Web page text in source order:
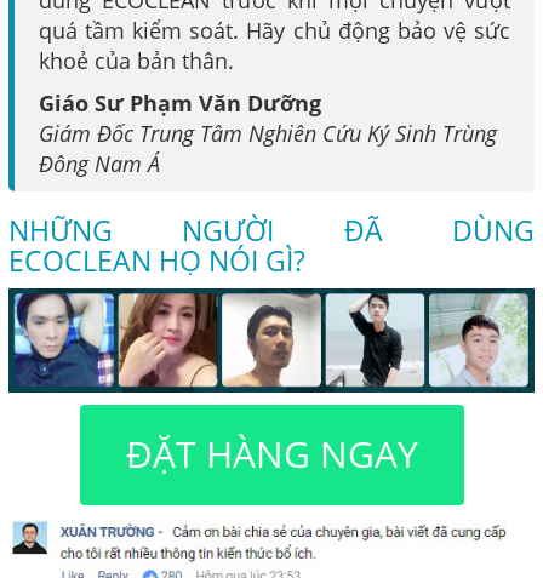
quá tầm kiểm soát. Hãy chủ động bảo vệ sức
khoẻ của bản thân.
Giáo Sư Phạm Văn Dưỡng
Giám Đốc Trung Tâm Nghiên Cứu Ký Sinh Trùng
Đông Nam Á
NHỮNG NGƯỜI ĐÃ DÙNG
ECOCLEAN HỌ NÓI GÌ?
ĐẶT HÀNG NGAY